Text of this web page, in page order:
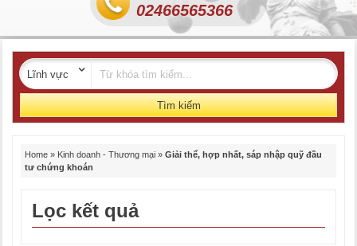
02466565366
Tìm kiếm
Home » Kinh doanh - Thương mại » Giải thể, hợp nhất, sáp nhập quỹ đầu
tư chứng khoán
Lọc kết quả